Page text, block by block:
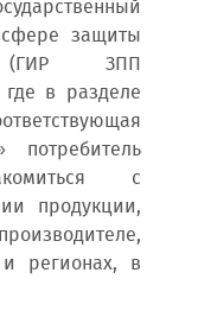
защиты
(ГИР ЗПП
в разделе
потребитель
с
продукции,
и регионах, в